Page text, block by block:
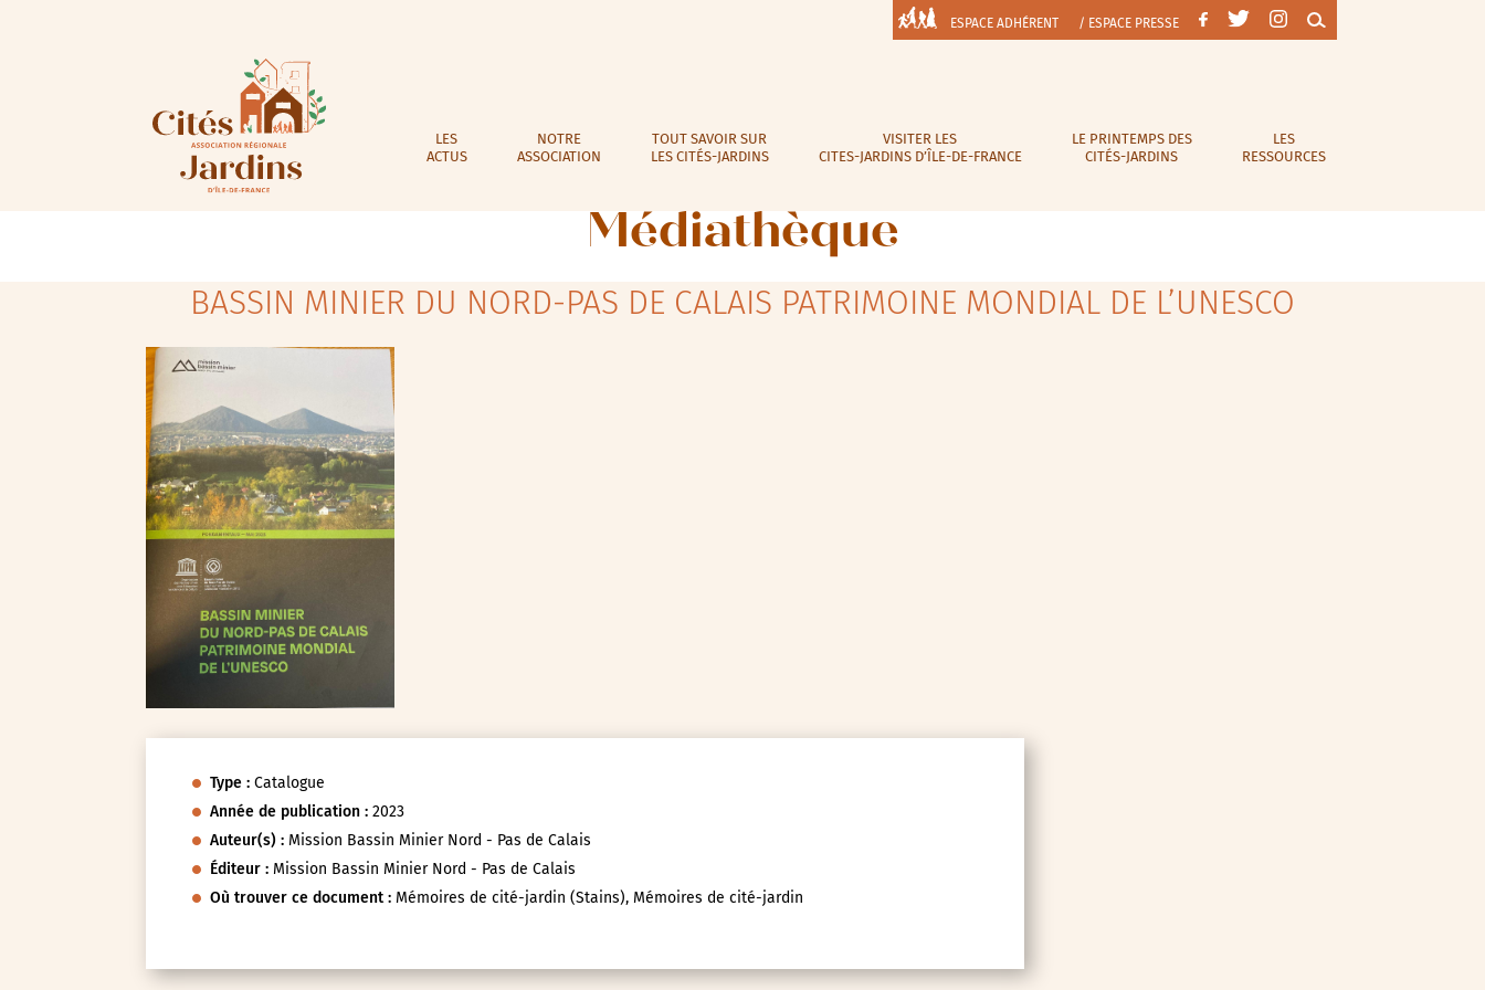
ESPACE ADHÉRENT / ESPACE PRESSE
LES
ACTUS
NOTRE
ASSOCIATION
TOUT SAVOIR SUR
LES CITÉS-JARDINS
VISITER LES
CITES-JARDINS D’ÎLE-DE-FRANCE
LE PRINTEMPS DES
CITÉS-JARDINS
LES
RESSOURCES
Médiathèque
BASSIN MINIER DU NORD-PAS DE CALAIS PATRIMOINE MONDIAL DE L’UNESCO
Type : Catalogue
Année de publication : 2023
Auteur(s) : Mission Bassin Minier Nord - Pas de Calais
Éditeur : Mission Bassin Minier Nord - Pas de Calais
Où trouver ce document : Mémoires de cité-jardin (Stains), Mémoires de cité-jardin